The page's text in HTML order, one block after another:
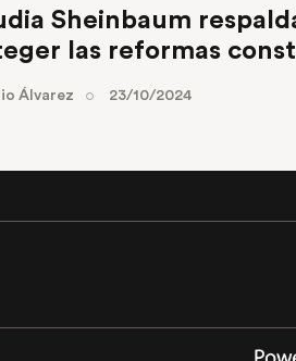
Sheinbaum
las reformas
Álvarez 23/10/2024